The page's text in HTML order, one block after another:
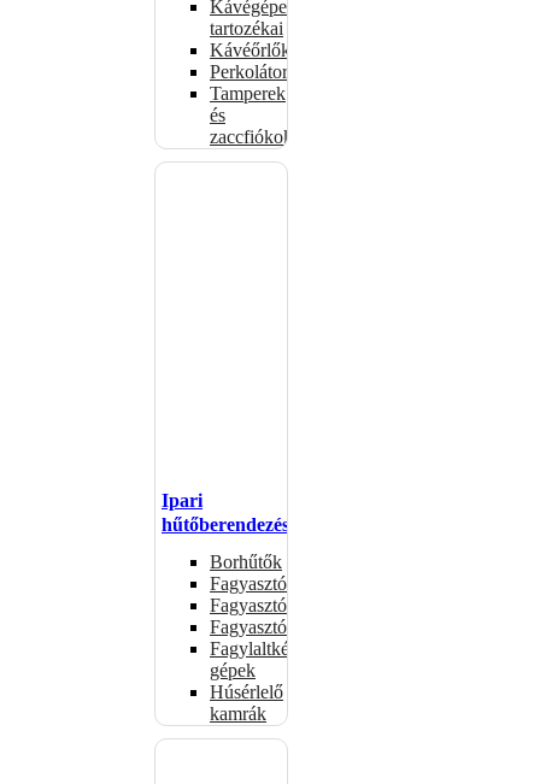
Kávégépek
tartozékai
Kávéőrlők
Perkolátorok
Tamperek
és
zaccfiókok
Ipari
hűtőberendezések
Borhűtők
Fagyasztóasztalok
Fagyasztóládák
Fagyasztószekrények
Fagylaltkészítő
gépek
Húsérlelő
kamrák